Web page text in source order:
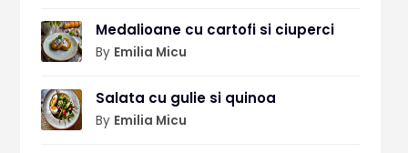
Medalioane cu cartofi si ciuperci
By Emilia Micu
Salata cu gulie si quinoa
By Emilia Micu